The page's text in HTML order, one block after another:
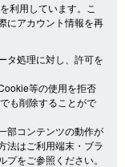
利用しています。こ
にアカウント情報を再
タ処理に対し、許可を
等の使用を拒否
も削除することがで
部コンテンツの動作が
法はご利用端末・ブラ
をご参照ください。